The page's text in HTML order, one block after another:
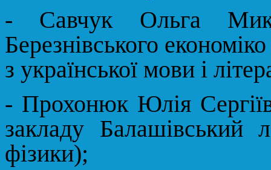
- Савчук Ольга
Березнівського
з української мови і
- Прохонюк Юлія
закладу Балашівський
фізики);